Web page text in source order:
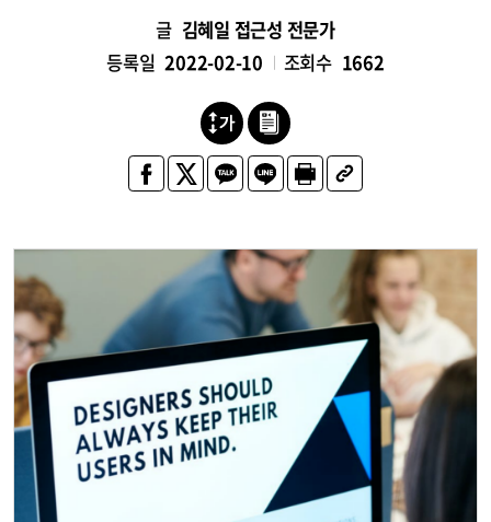
글 김혜일 접근성 전문가
등록일 2022-02-10 조회수 1662